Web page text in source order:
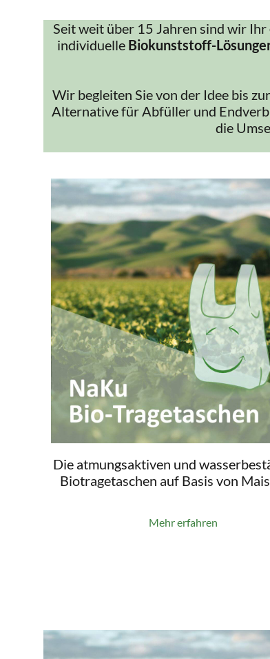
Seit weit über 15 Jahren sind wir Ihr
individuelle Biokunststoff-
Wir begleiten Sie von der Idee bis
Alternative für Abfüller und
die
Die atmungsaktiven und
Biotragetaschen auf Basis von
Mehr erfahren